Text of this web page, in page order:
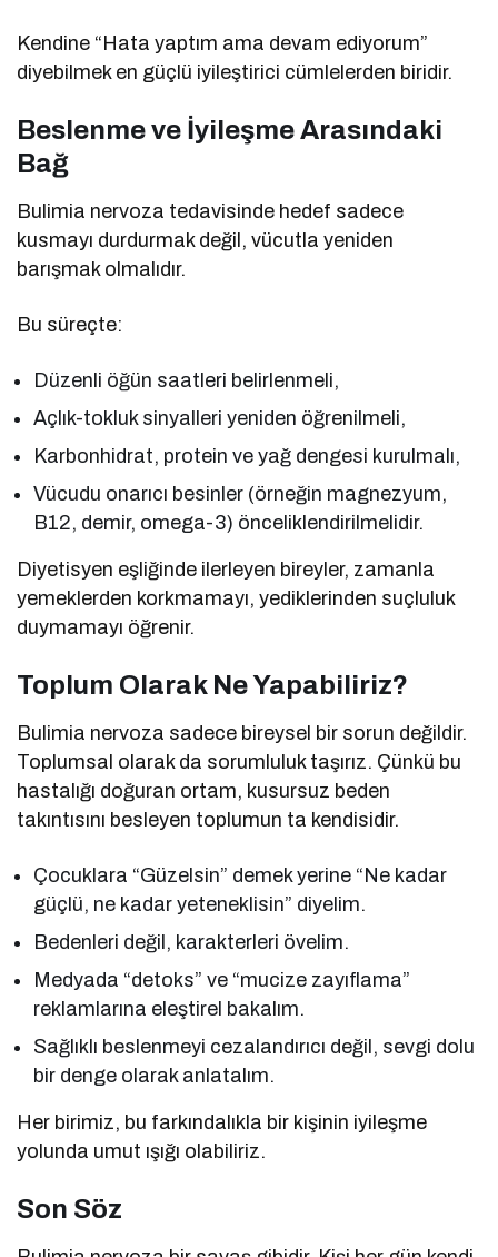
Kendine “Hata yaptım ama devam ediyorum”
diyebilmek en güçlü iyileştirici cümlelerden biridir.
Beslenme ve İyileşme Arasındaki
Bağ
Bulimia nervoza tedavisinde hedef sadece
kusmayı durdurmak değil, vücutla yeniden
barışmak olmalıdır.
Bu süreçte:
Düzenli öğün saatleri belirlenmeli,
Açlık-tokluk sinyalleri yeniden öğrenilmeli,
Karbonhidrat, protein ve yağ dengesi kurulmalı,
Vücudu onarıcı besinler (örneğin magnezyum,
B12, demir, omega-3) önceliklendirilmelidir.
Diyetisyen eşliğinde ilerleyen bireyler, zamanla
yemeklerden korkmamayı, yediklerinden suçluluk
duymamayı öğrenir.
Toplum Olarak Ne Yapabiliriz?
Bulimia nervoza sadece bireysel bir sorun değildir.
Toplumsal olarak da sorumluluk taşırız. Çünkü bu
hastalığı doğuran ortam, kusursuz beden
takıntısını besleyen toplumun ta kendisidir.
Çocuklara “Güzelsin” demek yerine “Ne kadar
güçlü, ne kadar yeteneklisin” diyelim.
Bedenleri değil, karakterleri övelim.
Medyada “detoks” ve “mucize zayıflama”
reklamlarına eleştirel bakalım.
Sağlıklı beslenmeyi cezalandırıcı değil, sevgi dolu
bir denge olarak anlatalım.
Her birimiz, bu farkındalıkla bir kişinin iyileşme
yolunda umut ışığı olabiliriz.
Son Söz